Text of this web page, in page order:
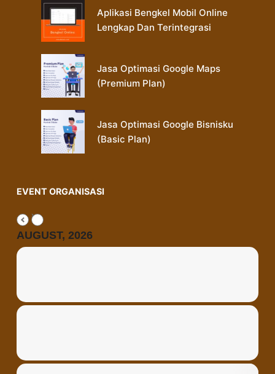
Aplikasi Bengkel Mobil Online
Lengkap Dan Terintegrasi
Jasa Optimasi Google Maps
(Premium Plan)
Jasa Optimasi Google Bisnisku
(Basic Plan)
EVENT ORGANISASI
AUGUST, 2026